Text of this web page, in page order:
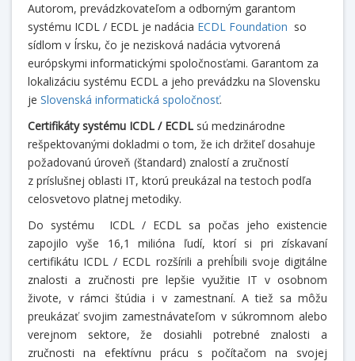
Autorom, prevádzkovateľom a odborným garantom
systému ICDL / ECDL je nadácia ECDL Foundation so
sídlom v Írsku, čo je nezisková nadácia vytvorená
európskymi informatickými spoločnosťami. Garantom za
lokalizáciu systému ECDL a jeho prevádzku na Slovensku
je Slovenská informatická spoločnosť.
Certifikáty systému ICDL / ECDL sú medzinárodne
rešpektovanými dokladmi o tom, že ich držiteľ dosahuje
požadovanú úroveň (štandard) znalostí a zručností
z príslušnej oblasti IT, ktorú preukázal na testoch podľa
celosvetovo platnej metodiky.
Do systému ICDL / ECDL sa počas jeho existencie
zapojilo vyše 16,1 milióna ľudí, ktorí si pri získavaní
certifikátu ICDL / ECDL rozšírili a prehĺbili svoje digitálne
znalosti a zručnosti pre lepšie využitie IT v osobnom
živote, v rámci štúdia i v zamestnaní. A tiež sa môžu
preukázať svojim zamestnávateľom v súkromnom alebo
verejnom sektore, že dosiahli potrebné znalosti a
zručnosti na efektívnu prácu s počítačom na svojej